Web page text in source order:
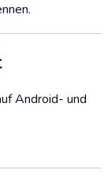
Android- und